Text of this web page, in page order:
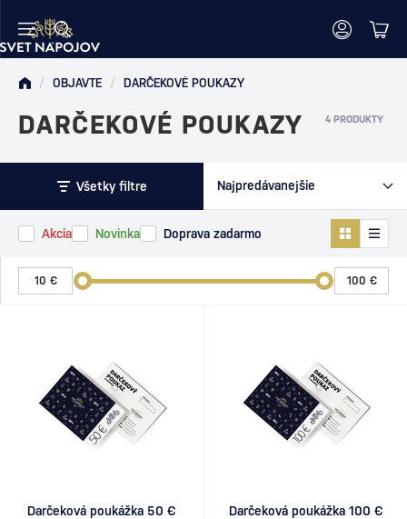
/ OBJAVTE / DARČEKOVÉ POUKAZY
DARČEKOVÉ POUKAZY 4 PRODUKTY
Všetky filtre
Akcia Novinka Doprava zadarmo
Darčeková poukážka 50 € Darčeková poukážka 100 €